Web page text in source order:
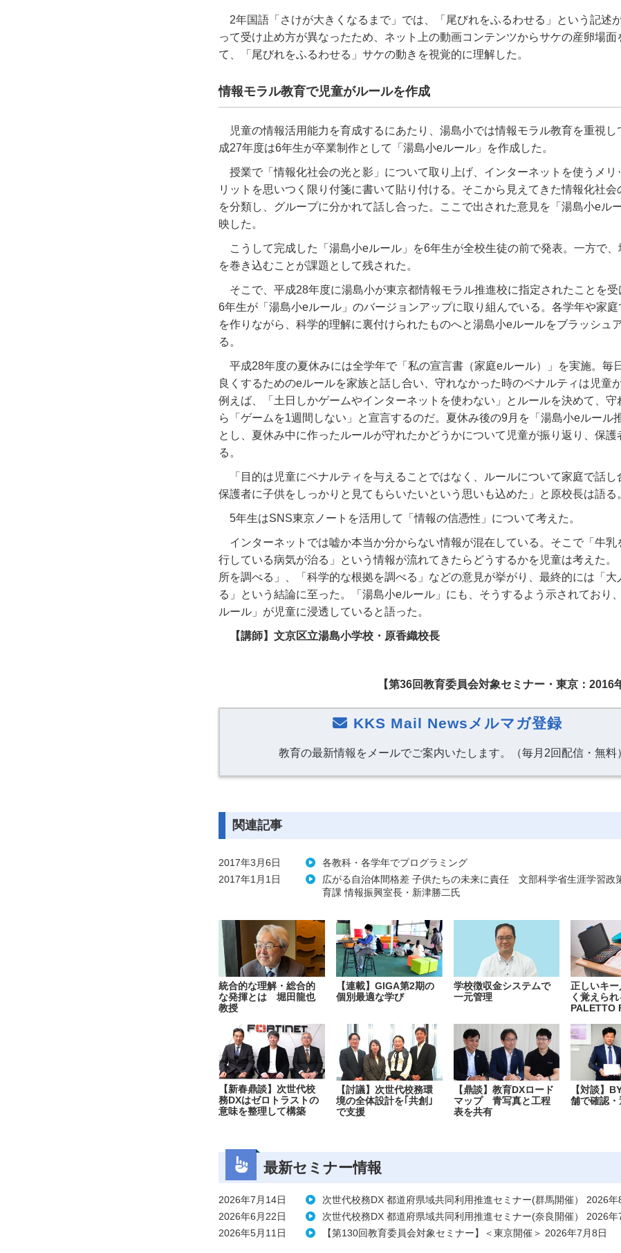
2年国語「さけが大きくなるまで」では、「尾びれをふるわせる」という記述
って受け止め方が異なったため、ネット上の動画コンテンツからサケの産卵場面
て、「尾びれをふるわせる」サケの動きを視覚的に理解した。
情報モラル教育で児童がルールを作成
児童の情報活用能力を育成するにあたり、湯島小では情報モラル教育を重視し
成27年度は6年生が卒業制作として「湯島小eルール」を作成した。
授業で「情報化社会の光と影」について取り上げ、インターネットを使うメリ
リットを思いつく限り付箋に書いて貼り付ける。そこから見えてきた情報化社会
を分類し、グループに分かれて話し合った。ここで出された意見を「湯島小eル
映した。
こうして完成した「湯島小eルール」を6年生が全校生徒の前で発表。一方で、
を巻き込むことが課題として残された。
そこで、平成28年度に湯島小が東京都情報モラル推進校に指定されたことを
6年生が「湯島小eルール」のバージョンアップに取り組んでいる。各学年や家
を作りながら、科学的理解に裏付けられたものへと湯島小eルールをブラッシュ
る。
平成28年度の夏休みには全学年で「私の宣言書（家庭eルール）」を実施。毎
良くするためのeルールを家族と話し合い、守れなかった時のペナルティは児童が
例えば、「土日しかゲームやインターネットを使わない」とルールを決めて、守
ら「ゲームを1週間しない」と宣言するのだ。夏休み後の9月を「湯島小eルール
とし、夏休み中に作ったルールが守れたかどうかについて児童が振り返り、保護
る。
「目的は児童にペナルティを与えることではなく、ルールについて家庭で話し
保護者に子供をしっかりと見てもらいたいという思いも込めた」と原校長は語る
5年生はSNS東京ノートを活用して「情報の信憑性」について考えた。
インターネットでは嘘か本当か分からない情報が混在している。そこで「牛乳
行している病気が治る」という情報が流れてきたらどうするかを児童は考えた。
所を調べる」、「科学的な根拠を調べる」などの意見が挙がり、最終的には「大
る」という結論に至った。「湯島小eルール」にも、そうするよう示されており
ルール」が児童に浸透していると語った。
【講師】文京区立湯島小学校・原香織校長
【第36回教育委員会対象セミナー・ 東京 ：2016
KKS Mail Newsメルマガ登録
教育の最新情報をメールでご案内いたします。（毎月2回配信・無料
関連記事
2017年3月6日
各教科・各学年でプログラミング
2017年1月1日
広がる自治体間格差 子供たちの未来に責任 文部科学省生涯学習政
育課 情報振興室長・新津勝二氏
統合的な理解・総合的
な発揮とは 堀田龍也
教授
【連載】GIGA第2期の
個別最適な学び
学校徴収金システムで
一元管理
正しいキ
く覚えら
PALETTO
【新春鼎談】次世代校
務DXはゼロトラストの
意味を整理して構築
【討議】次世代校務環
境の全体設計を｢共創｣
で支援
【鼎談】教育DXロード
マップ 青写真と工程
表を共有
【対談】
舗で確認
最新セミナー情報
2026年7月14日
次世代校務DX 都道府県域共同利用推進セミナー(群馬開催） 2026年
2026年6月22日
次世代校務DX 都道府県域共同利用推進セミナー(奈良開催） 2026年
2026年5月11日
【第130回教育委員会対象セミナー】＜東京開催＞ 2026年7月8日